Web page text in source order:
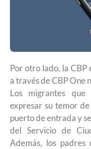
Por otro lado, la CBP
a través de CBP One
Los migrantes que
expresar su temor
puerto de entrada y
del Servicio de
Además, los padres